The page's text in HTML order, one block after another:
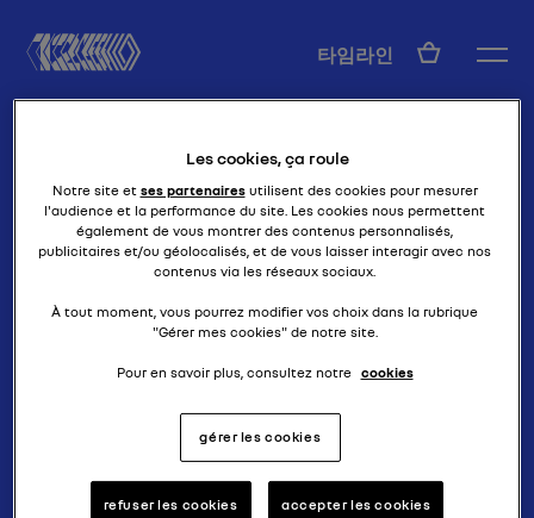
타임라인 KO
G형
Les cookies, ça roule
Notre site et ses partenairesutilisent des cookies pour mesurer
l'audience et la performance du site. Les cookies nous permettent
également de vous montrer des contenus personnalisés,
publicitaires et/ou géolocalisés, et de vous laisser interagir avec nos
contenus via les réseaux sociaux.
À tout moment, vous pourrez modifier vos choix dans la rubrique
"Gérer mes cookies" de notre site.
Pour en savoir plus, consultez notre cookies
gérer les cookies
refuser les cookies accepter les cookies